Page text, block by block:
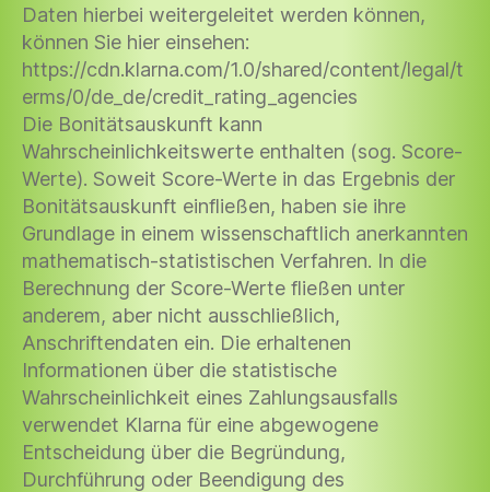
Daten hierbei weitergeleitet werden können,
können Sie hier einsehen:
https://cdn.klarna.com/1.0/shared/content/legal/t
erms/0/de_de/credit_rating_agencies
Die Bonitätsauskunft kann
Wahrscheinlichkeitswerte enthalten (sog. Score-
Werte). Soweit Score-Werte in das Ergebnis der
Bonitätsauskunft einfließen, haben sie ihre
Grundlage in einem wissenschaftlich anerkannten
mathematisch-statistischen Verfahren. In die
Berechnung der Score-Werte fließen unter
anderem, aber nicht ausschließlich,
Anschriftendaten ein. Die erhaltenen
Informationen über die statistische
Wahrscheinlichkeit eines Zahlungsausfalls
verwendet Klarna für eine abgewogene
Entscheidung über die Begründung,
Durchführung oder Beendigung des